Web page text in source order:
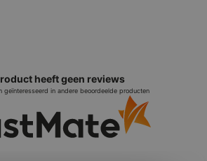
heeft geen reviews
geïnteresseerd in andere beoordeelde producten